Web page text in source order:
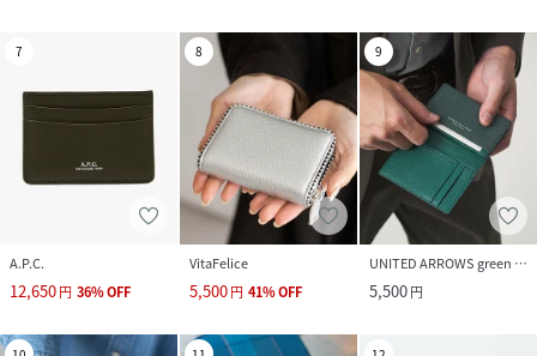
7
A.P.C.
12,650円 36%OFF
8
VitaFelice
5,500円 41%OFF
9
UNITED ARROWS green label relaxing
5,500円